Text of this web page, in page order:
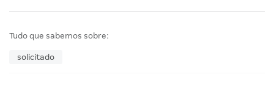
Tudo que sabemos sobre:
solicitado